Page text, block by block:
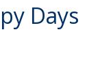
Days